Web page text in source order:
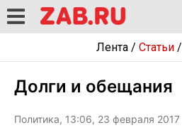
Лента/ Статьи/
Долги и обещания
Политика, 13:06, 23 февраля 2017